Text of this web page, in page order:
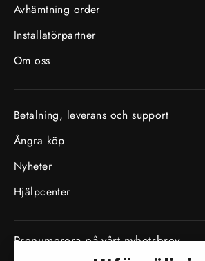
Avhämtning order
Installatörpartner
Om oss
Betalning, leverans och support
Ångra köp
Nyheter
Hjälpcenter
Prenumerera på vårt nyhetsbrev